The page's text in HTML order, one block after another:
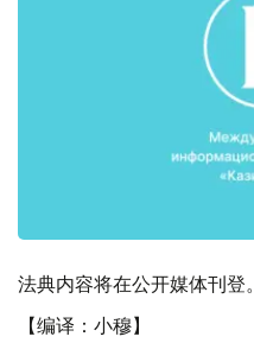
法典内容将在公开媒体刊登。
【编译：小穆】